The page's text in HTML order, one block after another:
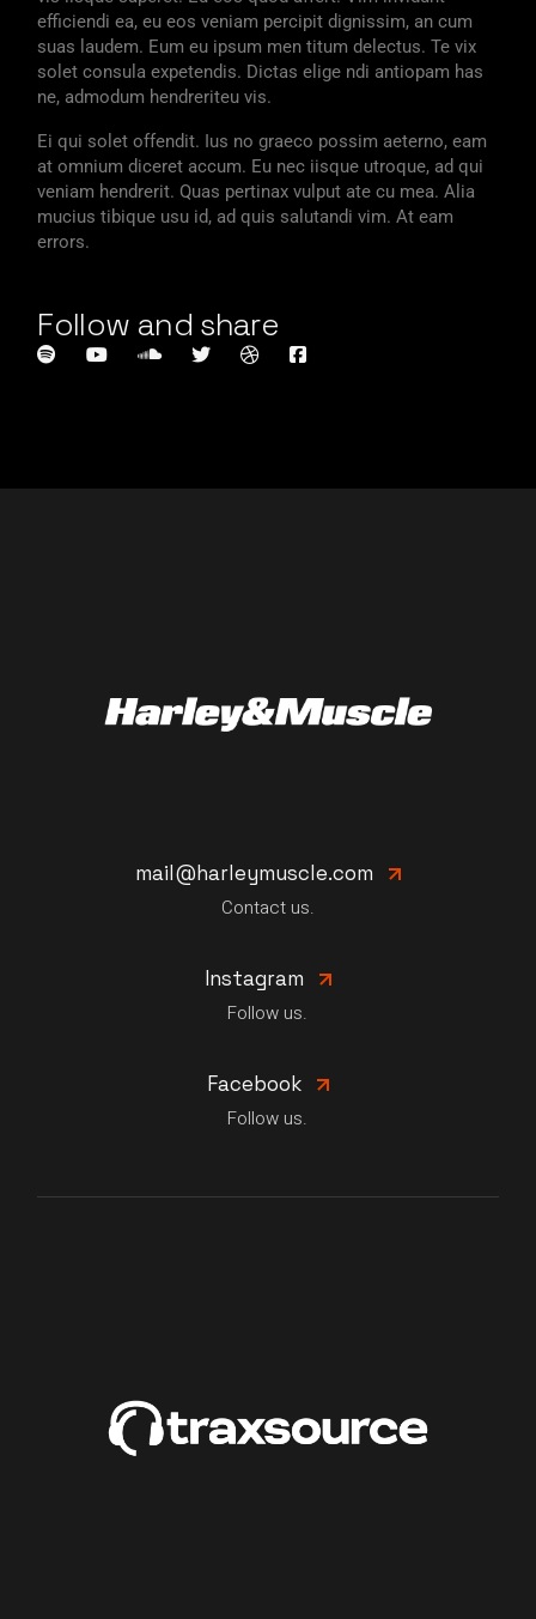
efficiendi ea, eu eos veniam percipit dignissim, an cum
suas laudem. Eum eu ipsum men titum delectus. Te vix
solet consula expetendis. Dictas elige ndi antiopam has
ne, admodum hendreriteu vis.
Ei qui solet offendit. Ius no graeco possim aeterno, eam
at omnium diceret accum. Eu nec iisque utroque, ad qui
veniam hendrerit. Quas pertinax vulput ate cu mea. Alia
mucius tibique usu id, ad quis salutandi vim. At eam
errors.
Follow and share
mail@harleymuscle.com
Contact us.
Instagram
Follow us.
Facebook
Follow us.